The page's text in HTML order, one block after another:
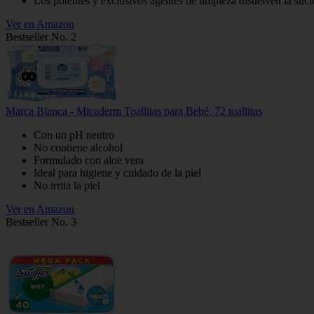
Ver en Amazon
Bestseller No. 2
Marca Blanca - Micaderm Toallitas para Bebé, 72 toallitas
Con un pH neutro
No contiene alcohol
Formulado con aloe vera
Ideal para higiene y cuidado de la piel
No irrita la piel
Ver en Amazon
Bestseller No. 3